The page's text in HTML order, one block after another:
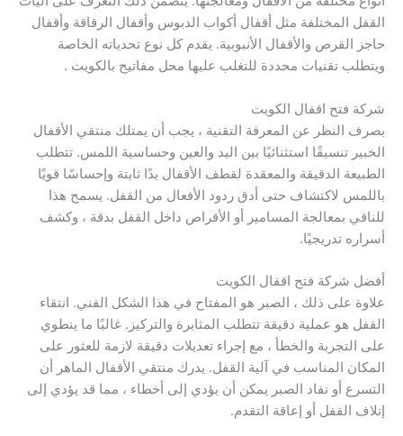
القفل المختلفة مثل أقفال أكواب الدبوس وأقفال الرقاقة وأقفال
حاجز القرص والأقفال الأنبوبية. يقدم كل نوع تحدياته الخاصة
ويتطلب تقنيات محددة للتغلب عليها محل مفاتيح بالكويت .
شركة فتح اقفال الكويت
بصرف النظر عن المعرفة التقنية ، يجب أن يمتلك منتقي الأقفال
الخبير تنسيقًا استثنائيًا بين اليد والعين وحساسية اللمس. تتطلب
الطبيعة الدقيقة والمعقدة لقطف الأقفال يدًا ثابتة وإحساسًا قويًا
باللمس لاكتشاف حتى أدق ردود الأفعال من القفل. يسمح هذا
للناقي بمعالجة المسامير أو الأقراص داخل القفل بدقة ، وكشف
أسراره تدريجيًا.
أفضل شركة فتح اقفال الكويت
علاوة على ذلك ، الصبر هو المفتاح في هذا الشكل الفني. انتقاء
القفل هو عملية دقيقة تتطلب المثابرة والتركيز. غالبًا ما ينطوي
على التجربة والخطأ ، مع إجراء تعديلات دقيقة لازمة للعثور على
المكان المناسب في آلية القفل. يدرك منتقي الأقفال الماهر أن
التسرع أو نفاد الصبر يمكن أن يؤدي إلى أخطاء ، مما قد يؤدي إلى
إتلاف القفل أو إعاقة التقدم.